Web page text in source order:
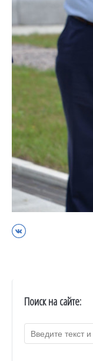
ВКонтакте
Поиск на сайте: